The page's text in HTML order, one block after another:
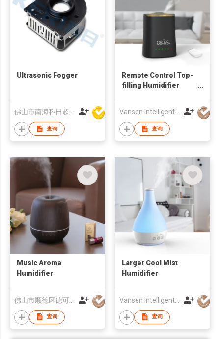
Ultrasonic Fogger
佛山市南海科日超声电子有限公司
查询
Remote Control Top-
filling Humidifier
Vansen Intelligent Manufacturing Co., Limited
查询
Music Aroma
Humidifier
佛山市顺德区德可电器有限公司
查询
Larger Cool Mist
Humidifier
Vansen Intelligent Manufacturing Co., Limited
查询